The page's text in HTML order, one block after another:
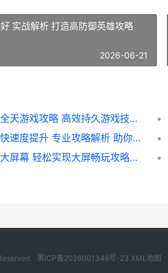
实战解析 打造高防御英雄攻略
2026-06-21
王者荣耀如何玩全天游戏攻略 高效持久游戏技巧大揭秘
王者荣耀如何最快速度提升 专业攻略解析 助你一飞冲天
王者荣耀如何接大屏幕 轻松实现大屏畅玩攻略解析
黑ICP备2026001348号-23 XML地图